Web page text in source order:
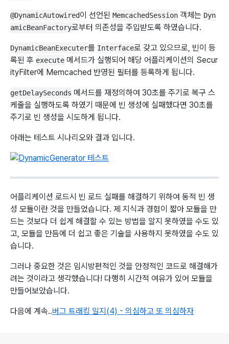
@DynamicAutowired이 선언된 MemcachedSession 객체는 Dyn
amicBeanFactory로부터 의존성을 주입받도록 하였습니다.
DynamicBeanExecuter를 Interface로 갖고 있으므로, 빈이 등
록된 후 execute 메서드가 실행되어 해당 어플리케이션의 Secur
ityFilter에 Memcached 반영된 필터를 등록하게 됩니다.
getDelaySeconds 메서드를 재정의하여 30초를 주기로 복구 스
케줄을 실행하도록 하였기 때문에 빈 생성에 실패했다면 30초를
주기로 빈 생성을 시도하게 됩니다.
아래는 테스트 시나리오와 결과 입니다.
어플리케이션 로드시 빈 로드 실패를 해결하기 위하여 동적 빈 생
성 모듈이란 것을 만들었습니다. 제 지식과 경험이 짧아 모듈을 만
드는 것보다 더 쉽게 해결할 수 있는 방법을 알지 못하였을 수도 있
고, 모듈을 만듬에 더 쉽고 좋은 기술을 사용하지 못하였을 수도 있
습니다.
그러나 중요한 것은 임시방편적인 것을 안정적인 코드로 해결해가
려는 것이라고 생각했습니다! 다행히 시간적 여유가 있어 모듈을
만들어보았습니다.
다음에 계속..버그 트래킹 일지(4) - 의심하고 또 의심하자